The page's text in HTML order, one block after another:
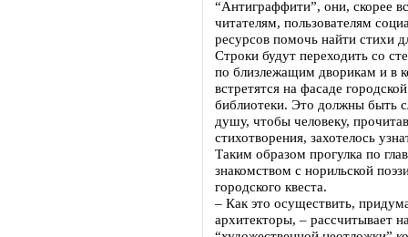
“Антиграффити”, они, скорее
читателям, пользователям
ресурсов помочь найти стихи
Строки будут переходить со
по близлежащим дворикам и в
встретятся на фасаде
библиотеки. Это должны быть
душу, чтобы человеку,
стихотворения, захотелось
Таким образом прогулка по
знакомством с норильской
городского квеста.
– Как это осуществить,
архитекторы, – рассчитывает